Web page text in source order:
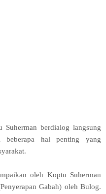
Suherman berdialog langsung
beberapa hal penting yang
oleh Koptu Suherman
Gabah) oleh Bulog.